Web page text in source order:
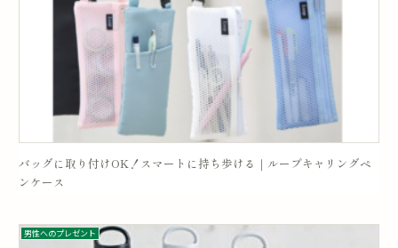
バッグに取り付けOK！スマートに持ち歩ける｜ループキャリングペ
ンケース
男性へのプレゼント